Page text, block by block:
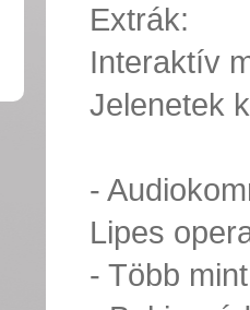
Extrák:
Interaktív
Jelenetek
-
Lipes
- Több